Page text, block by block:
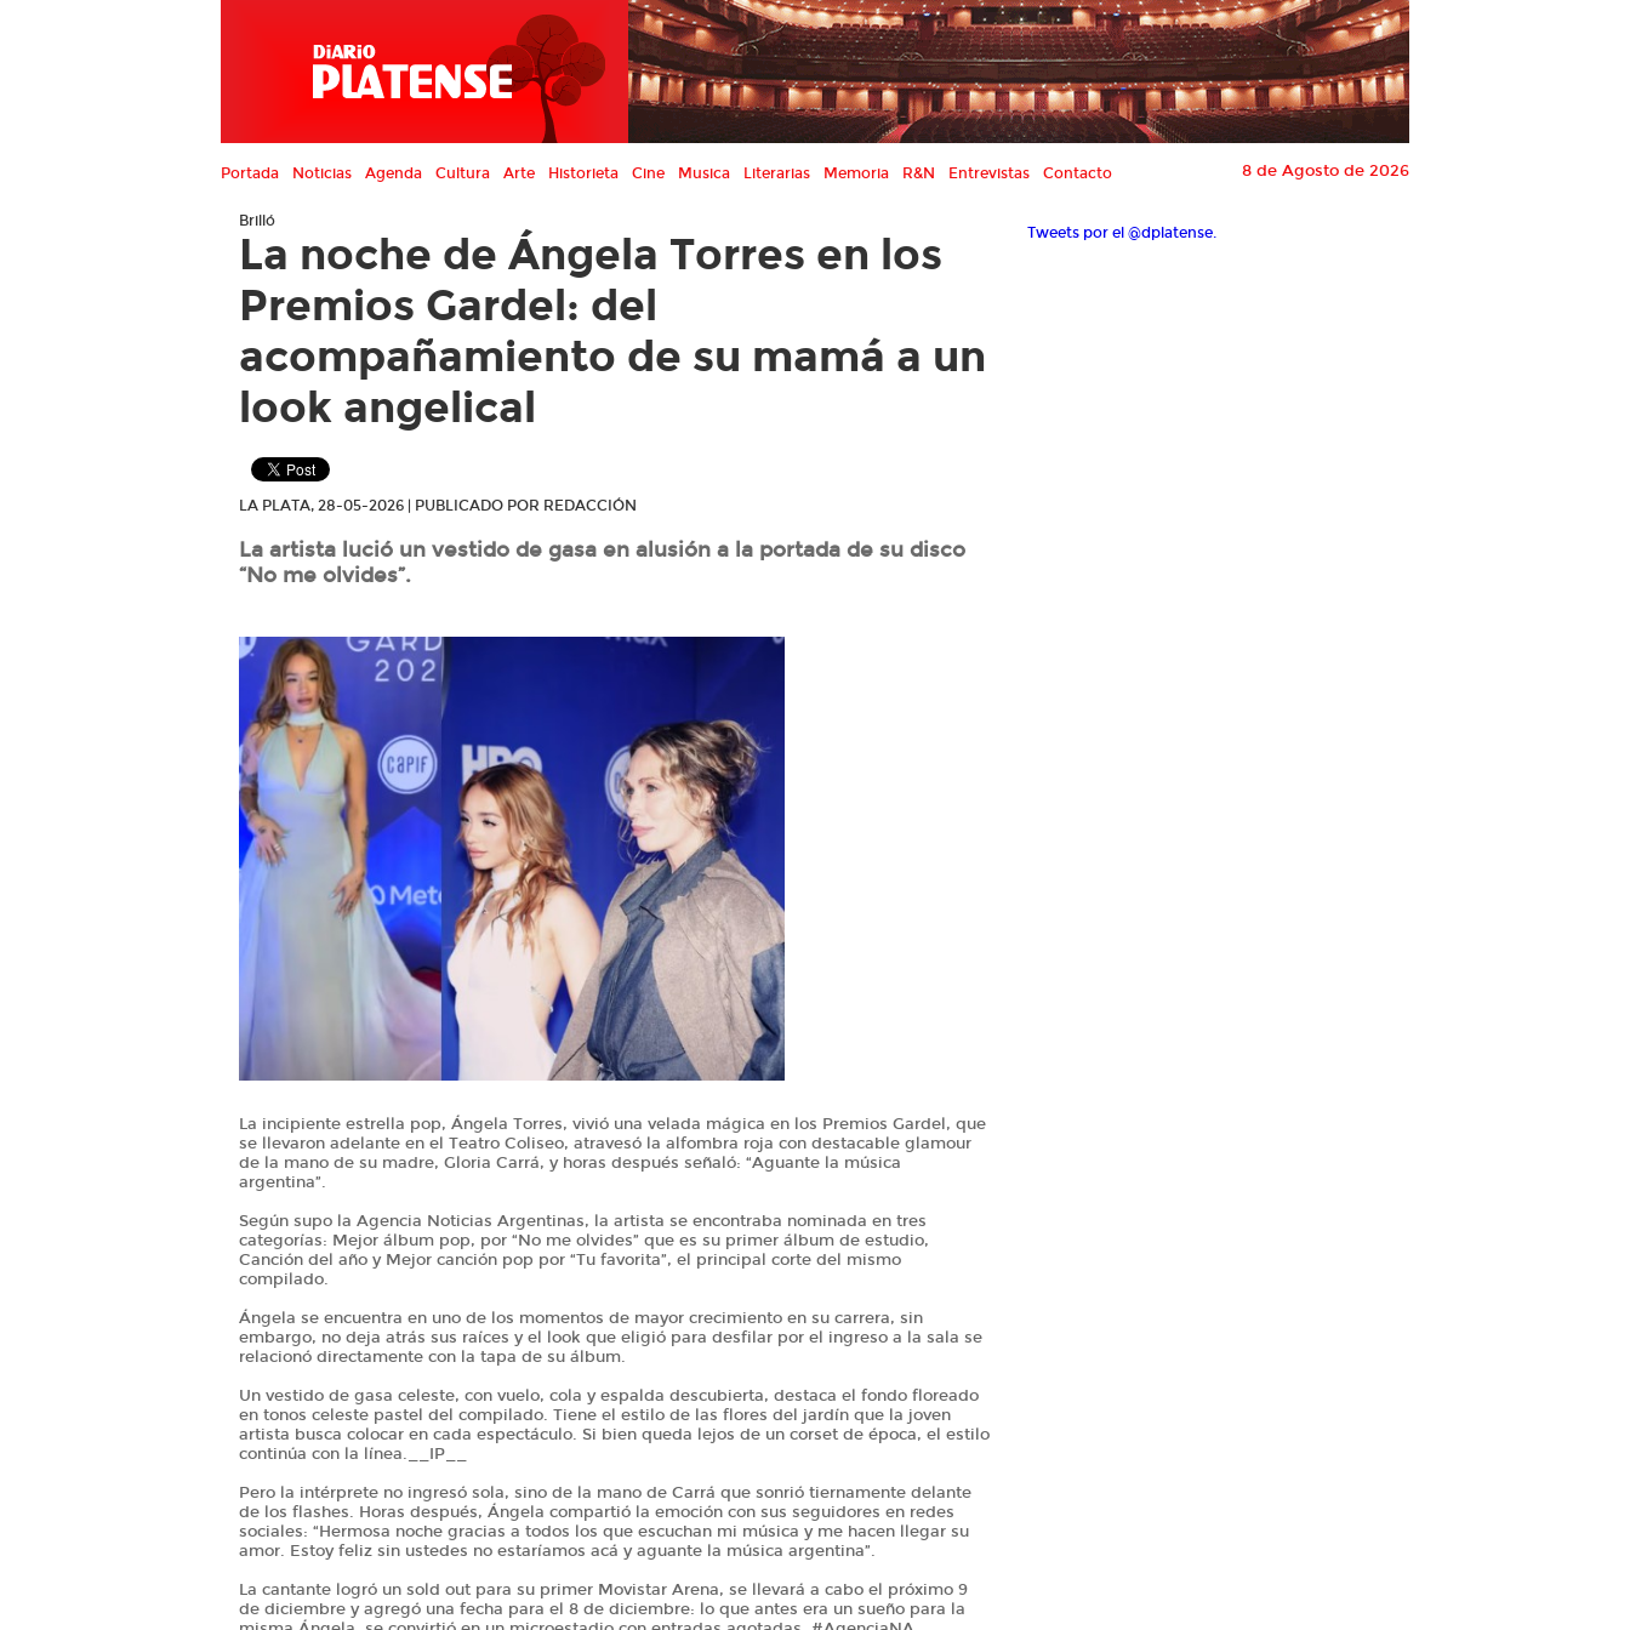
Portada Noticias Agenda Cultura Arte Historieta Cine Musica Literarias Memoria R&N Entrevistas Contacto 8 de Agosto de 2026
Brilló
La noche de Ángela Torres en los
Premios Gardel: del
acompañamiento de su mamá a un
look angelical
LA PLATA, 28-05-2026 | PUBLICADO POR REDACCIÓN
La artista lució un vestido de gasa en alusión a la portada de su disco
“No me olvides”.
La incipiente estrella pop, Ángela Torres, vivió una velada mágica en los Premios Gardel, que
se llevaron adelante en el Teatro Coliseo, atravesó la alfombra roja con destacable glamour
de la mano de su madre, Gloria Carrá, y horas después señaló: “Aguante la música
argentina”.
Según supo la Agencia Noticias Argentinas, la artista se encontraba nominada en tres
categorías: Mejor álbum pop, por “No me olvides” que es su primer álbum de estudio,
Canción del año y Mejor canción pop por “Tu favorita”, el principal corte del mismo
compilado.
Ángela se encuentra en uno de los momentos de mayor crecimiento en su carrera, sin
embargo, no deja atrás sus raíces y el look que eligió para desfilar por el ingreso a la sala se
relacionó directamente con la tapa de su álbum.
Un vestido de gasa celeste, con vuelo, cola y espalda descubierta, destaca el fondo floreado
en tonos celeste pastel del compilado. Tiene el estilo de las flores del jardín que la joven
artista busca colocar en cada espectáculo. Si bien queda lejos de un corset de época, el estilo
continúa con la línea.__IP__
Pero la intérprete no ingresó sola, sino de la mano de Carrá que sonrió tiernamente delante
de los flashes. Horas después, Ángela compartió la emoción con sus seguidores en redes
sociales: “Hermosa noche gracias a todos los que escuchan mi música y me hacen llegar su
amor. Estoy feliz sin ustedes no estaríamos acá y aguante la música argentina”.
La cantante logró un sold out para su primer Movistar Arena, se llevará a cabo el próximo 9
de diciembre y agregó una fecha para el 8 de diciembre: lo que antes era un sueño para la
Tweets por el @dplatense.